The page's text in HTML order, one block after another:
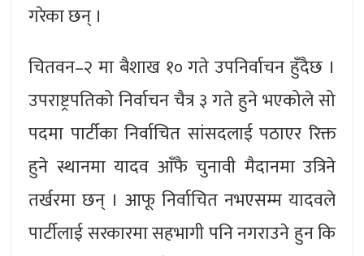
गरेका छन् ।
चितवन–२ मा बैशाख १० गते उपनिर्वाचन हुँदैछ ।
उपराष्ट्रपतिको निर्वाचन चैत्र ३ गते हुने भएकोले सो
पदमा पार्टीका निर्वाचित सांसदलाई पठाएर रिक्त
हुने स्थानमा यादव आँफै चुनावी मैदानमा उत्रिने
तर्खरमा छन् । आफू निर्वाचित नभएसम्म यादवले
पार्टीलाई सरकारमा सहभागी पनि नगराउने हुन कि